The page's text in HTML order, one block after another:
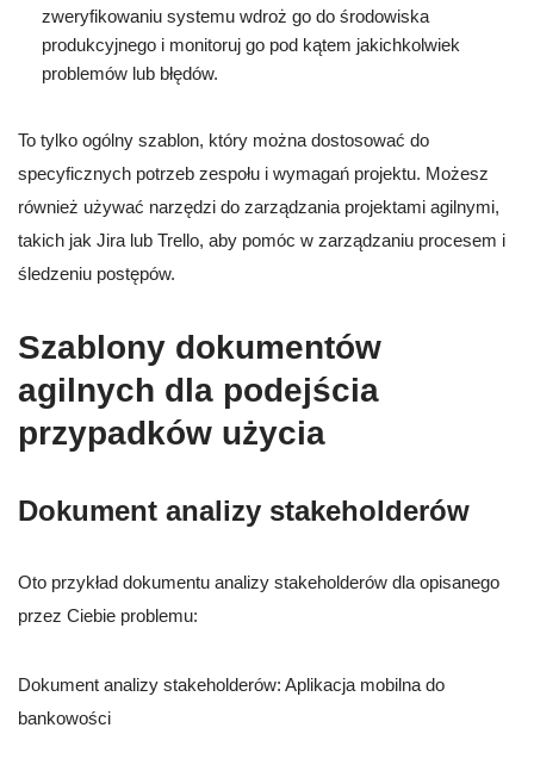
zweryfikowaniu systemu wdroż go do środowiska
produkcyjnego i monitoruj go pod kątem jakichkolwiek
problemów lub błędów.
To tylko ogólny szablon, który można dostosować do
specyficznych potrzeb zespołu i wymagań projektu. Możesz
również używać narzędzi do zarządzania projektami agilnymi,
takich jak Jira lub Trello, aby pomóc w zarządzaniu procesem i
śledzeniu postępów.
Szablony dokumentów
agilnych dla podejścia
przypadków użycia
Dokument analizy stakeholderów
Oto przykład dokumentu analizy stakeholderów dla opisanego
przez Ciebie problemu:
Dokument analizy stakeholderów: Aplikacja mobilna do
bankowości